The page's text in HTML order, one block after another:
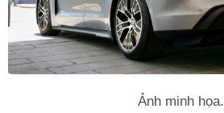
Ảnh minh họa.